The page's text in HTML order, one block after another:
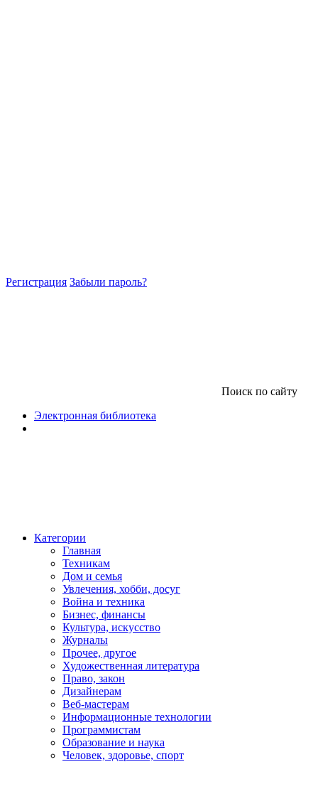
Регистрация Забыли пароль?
Поиск по сайту
Электронная библиотека
Категории
Главная
Техникам
Дом и семья
Увлечения, хобби, досуг
Война и техника
Бизнес, финансы
Культура, искусство
Журналы
Прочее, другое
Художественная литература
Право, закон
Дизайнерам
Веб-мастерам
Информационные технологии
Программистам
Образование и наука
Человек, здоровье, спорт